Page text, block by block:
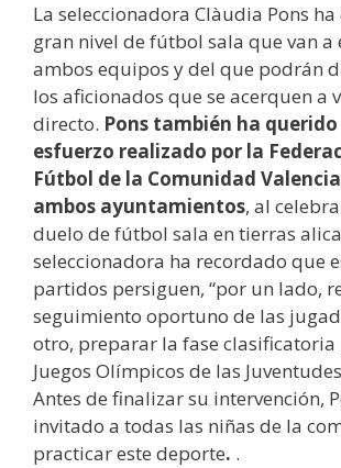
La seleccionadora Clàudia Pons
gran nivel de fútbol sala que van
ambos equipos y del que podrán
los aficionados que se acerquen a
directo. Pons también ha
esfuerzo realizado por la
Fútbol de la Comunidad
ambos ayuntamientos, al
duelo de fútbol sala en tierras
seleccionadora ha recordado que
partidos persiguen, “por un lado,
seguimiento oportuno de las
otro, preparar la fase clasificatoria
Juegos Olímpicos de las
Antes de finalizar su intervención,
invitado a todas las niñas de la
practicar este deporte. .